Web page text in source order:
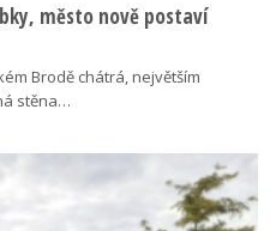
město nově postaví
Brodě chátrá, největším
stěna…